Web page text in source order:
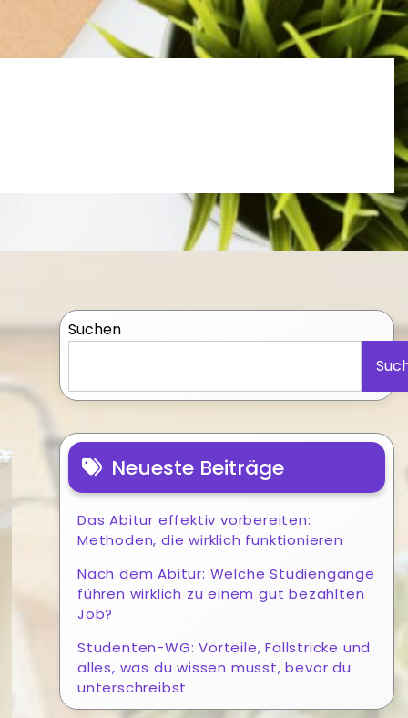
Suchen
Neueste Beiträge
Das Abitur effektiv vorbereiten:
Methoden, die wirklich funktionieren
Nach dem Abitur: Welche Studiengänge
führen wirklich zu einem gut bezahlten
Job?
Studenten-WG: Vorteile, Fallstricke und
alles, was du wissen musst, bevor du
unterschreibst